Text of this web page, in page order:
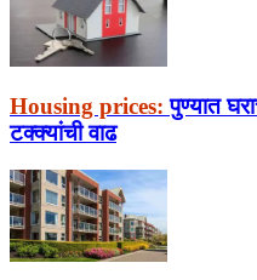
Housing prices: पुण्यात
टक्क्यांची वाढ